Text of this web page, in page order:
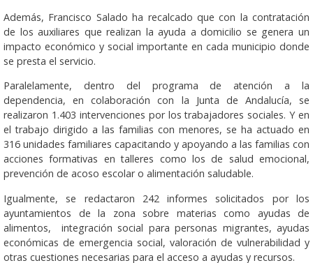
Además, Francisco Salado ha recalcado que con la contratación
de los auxiliares que realizan la ayuda a domicilio se genera un
impacto económico y social importante en cada municipio donde
se presta el servicio.
Paralelamente, dentro del programa de atención a la
dependencia, en colaboración con la Junta de Andalucía, se
realizaron 1.403 intervenciones por los trabajadores sociales. Y en
el trabajo dirigido a las familias con menores, se ha actuado en
316 unidades familiares capacitando y apoyando a las familias con
acciones formativas en talleres como los de salud emocional,
prevención de acoso escolar o alimentación saludable.
Igualmente, se redactaron 242 informes solicitados por los
ayuntamientos de la zona sobre materias como ayudas de
alimentos, integración social para personas migrantes, ayudas
económicas de emergencia social, valoración de vulnerabilidad y
otras cuestiones necesarias para el acceso a ayudas y recursos.